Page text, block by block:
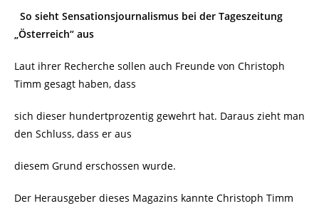
So sieht Sensationsjournalismus bei der Tageszeitung
„Österreich“ aus
Laut ihrer Recherche sollen auch Freunde von Christoph
Timm gesagt haben, dass
sich dieser hundertprozentig gewehrt hat. Daraus zieht man
den Schluss, dass er aus
diesem Grund erschossen wurde.
Der Herausgeber dieses Magazins kannte Christoph Timm